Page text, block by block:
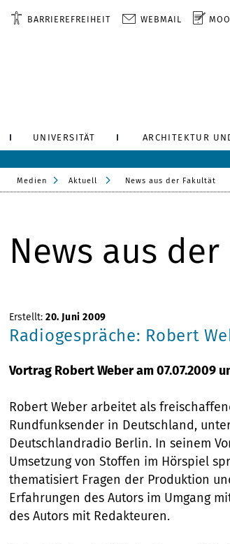
BARRIEREFREIHEIT WEBMAIL
UNIVERSITÄT ARCHITEKTUR
Medien Aktuell News aus der Fakultät
News aus
Erstellt: 20. Juni 2009
Radiogespräche: Robert
Vortrag Robert Weber am 07.07.2009
Robert Weber arbeitet als
Rundfunksender in Deutschland,
Deutschlandradio Berlin. In seinem
Umsetzung von Stoffen im Hörspiel
thematisiert Fragen der Produktion
Erfahrungen des Autors im Umgang
des Autors mit Redakteuren.